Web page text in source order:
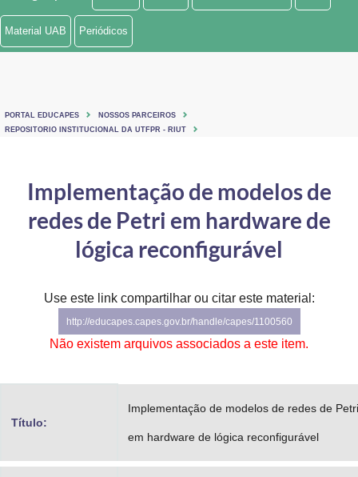
Ministério de Minas e Energia
Ministério do Turismo
Controladoria-Geral da União
Secretaria de Governo
Gabinete de Segurança Institucional
Material UAB Periódicos
PORTAL EDUCAPES
NOSSOS PARCEIROS
REPOSITORIO INSTITUCIONAL DA UTFPR - RIUT
Implementação de modelos de
redes de Petri em hardware de
lógica reconfigurável
Use este link compartilhar ou citar este material:
http://educapes.capes.gov.br/handle/capes/1100560
Não existem arquivos associados a este item.
Título:
Implementação de modelos de redes de Petri
em hardware de lógica reconfigurável